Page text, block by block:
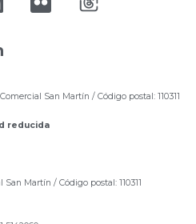
San Martín / Código postal: 110311
reducida
Martín / Código postal: 110311